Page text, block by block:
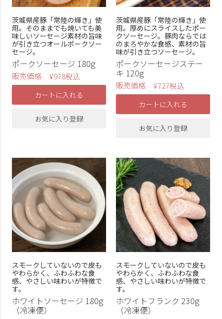
茨城県産豚「常陸の輝き」使
用。そのままでも焼いても美
味しいソーセージ素材の旨味
が引き立つオールポークソー
セージ。
ポークソーセージ 180g
販売価格 ¥978税込
カートに入れる
お気に入り登録
茨城県産豚「常陸の輝き」使
用。厚めにスライスしたポー
クソーセージ。豚肉ならでは
のまろやかな食感、素材の旨
味が引き立つソーセージ。
ポークソーセージステー
キ 120g
販売価格 ¥727税込
カートに入れる
お気に入り登録
スモークしていないので皮も
やわらかく、ふわふわな食
感、やさしい味わいが特徴で
す。
ホワイトソーセージ 180g
（冷凍便）
スモークしていないので皮も
やわらかく、ふわふわな食
感、やさしい味わいが特徴で
す。
ホワイトフランク 230g
（冷凍便）